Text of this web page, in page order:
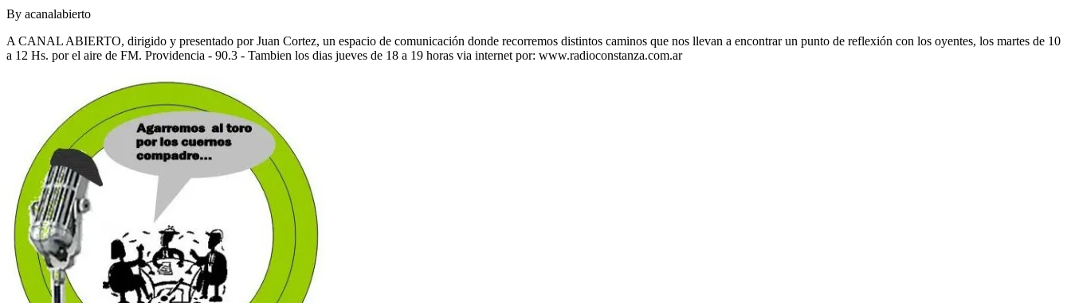
By acanalabierto
A CANAL ABIERTO, dirigido y presentado por Juan Cortez, un espacio de comunicación donde recorremos distintos caminos que nos llevan a encontrar un punto de reflexión con los oyentes, los martes de 10
a 12 Hs. por el aire de FM. Providencia - 90.3 - Tambien los dias jueves de 18 a 19 horas via internet por: www.radioconstanza.com.ar